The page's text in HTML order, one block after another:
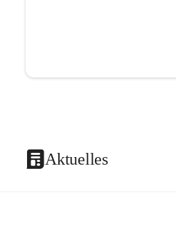
Aktuelles